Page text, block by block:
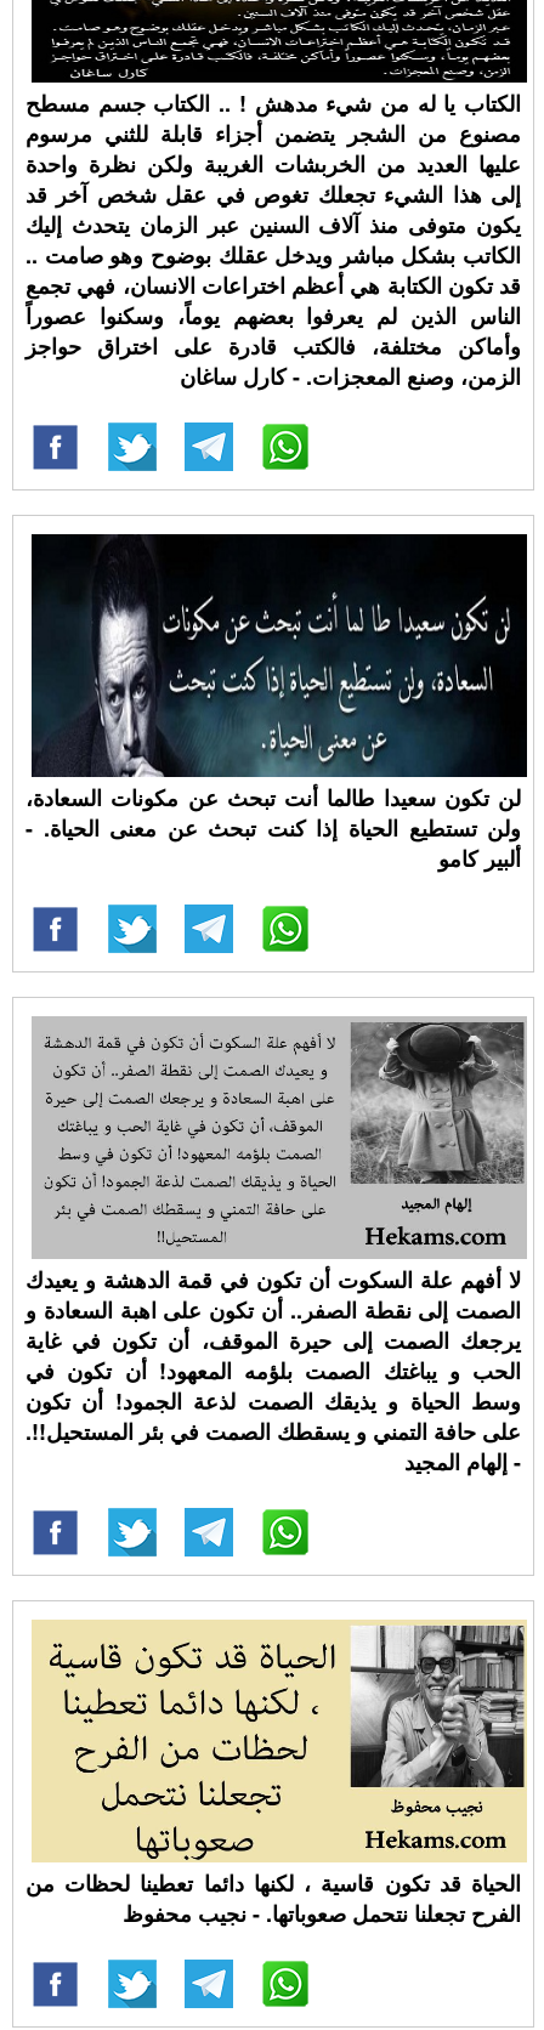
الكتاب يا له من شيء مدهش ! .. الكتاب جسم مسطح
مصنوع من الشجر يتضمن أجزاء قابلة للثني مرسوم
عليها العديد من الخربشات الغريبة ولكن نظرة واحدة
إلى هذا الشيء تجعلك تغوص في عقل شخص آخر قد
يكون متوفى منذ آلاف السنين عبر الزمان يتحدث إليك
الكاتب بشكل مباشر ويدخل عقلك بوضوح وهو صامت ..
قد تكون الكتابة هي أعظم اختراعات الانسان، فهي تجمع
الناس الذين لم يعرفوا بعضهم يوماً، وسكنوا عصوراً
وأماكن مختلفة، فالكتب قادرة على اختراق حواجز
الزمن، وصنع المعجزات. - كارل ساغان
لن تكون سعيدا طالما أنت تبحث عن مكونات السعادة،
ولن تستطيع الحياة إذا كنت تبحث عن معنى الحياة. -
ألبير كامو
لا أفهم علة السكوت أن تكون في قمة الدهشة و يعيدك
الصمت إلى نقطة الصفر.. أن تكون على اهبة السعادة و
يرجعك الصمت إلى حيرة الموقف، أن تكون في غاية
الحب و يباغتك الصمت بلؤمه المعهود! أن تكون في
وسط الحياة و يذيقك الصمت لذعة الجمود! أن تكون
على حافة التمني و يسقطك الصمت في بئر المستحيل!!.
- إلهام المجيد
الحياة قد تكون قاسية ، لكنها دائما تعطينا لحظات من
الفرح تجعلنا نتحمل صعوباتها. - نجيب محفوظ